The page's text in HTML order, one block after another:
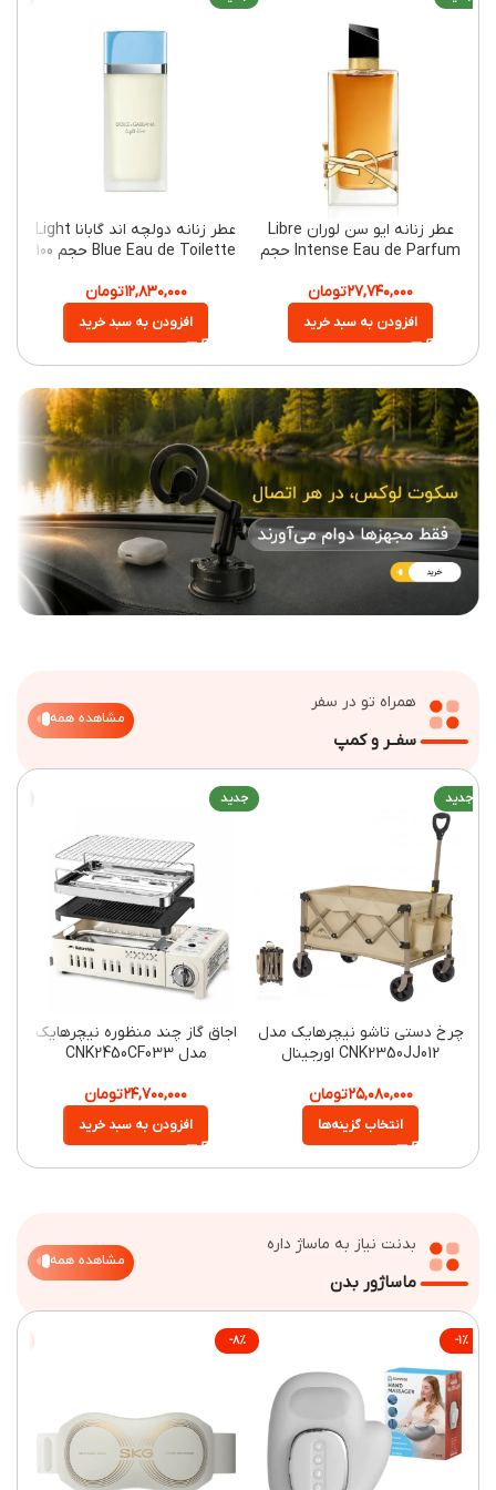
عطر زنانه ایو سن لوران Libre
Intense Eau de Parfum حجم
۲۷,۷۴۰,۰۰۰تومان
افزودن به سبد خرید
عطر زنانه دولچه اند گابانا Light
Blue Eau de Toilette حجم 100
۱۲,۸۳۰,۰۰۰تومان
افزودن به سبد خرید
همراه تو در سفر
سفــر و کمپ
مشاهده همه
چرخ دستی تاشو نیچرهایک مدل
CNK2350JJ012 اورجینال
۲۵,۰۸۰,۰۰۰تومان
انتخاب گزینه‌ها
جدید
اجاق گاز چند منظوره نیچرهایک
مدل CNK2450CF033
۲۴,۷۰۰,۰۰۰تومان
افزودن به سبد خرید
بدنت نیاز به ماساژ داره
ماساژور بدن
مشاهده همه
-۳۵%